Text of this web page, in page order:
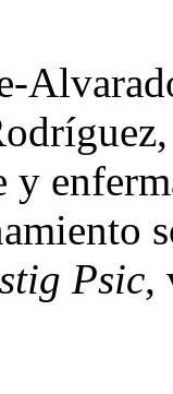
y
Psic,